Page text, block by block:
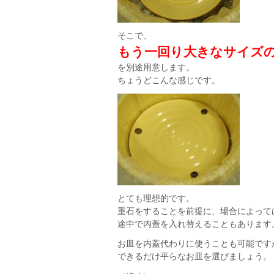
そこで、
もう一回り大きなサイズ
を別途用意します。
ちょうどこんな感じです。
とても理想的です。
重石をすることを前提に、場合によって
途中で内蓋を入れ替えることもあります
お皿を内蓋代わりに使うことも可能です
できるだけ平らなお皿を選びましょう。